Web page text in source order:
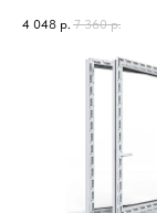
4 048 р. 7 360 р.